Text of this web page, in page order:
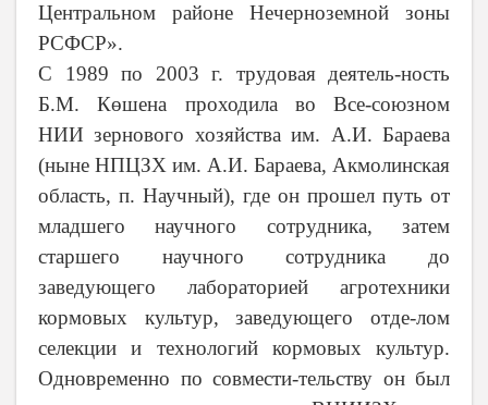
Центральном районе Нечерноземной зоны
РСФСР».
С 1989 по 2003 г. трудовая деятель-ность
Б.М. Көшена проходила во Все-союзном
НИИ зернового хозяйства им. А.И. Бараева
(ныне НПЦЗХ им. А.И. Бараева, Акмолинская
область, п. Научный), где он прошел путь от
младшего научного сотрудника, затем
старшего научного сотрудника до
заведующего лабораторией агротехники
кормовых культур, заведующего отде-лом
селекции и технологий кормовых культур.
Одновременно по совмести-тельству он был